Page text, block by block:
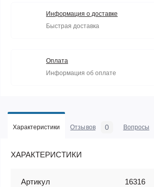
Информация о доставке
Быстрая доставка
Оплата
Информация об оплате
Характеристики Отзывов 0 Вопросы
ХАРАКТЕРИСТИКИ
Артикул 16316